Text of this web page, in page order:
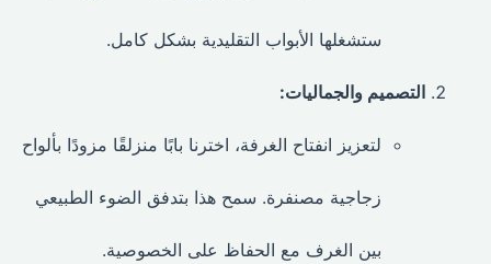
ستشغلها الأبواب التقليدية بشكل كامل.
التصميم والجماليات:
لتعزيز انفتاح الغرفة، اخترنا بابًا منزلقًا مزودًا بألواح
زجاجية مصنفرة. سمح هذا بتدفق الضوء الطبيعي
بين الغرف مع الحفاظ على الخصوصية.